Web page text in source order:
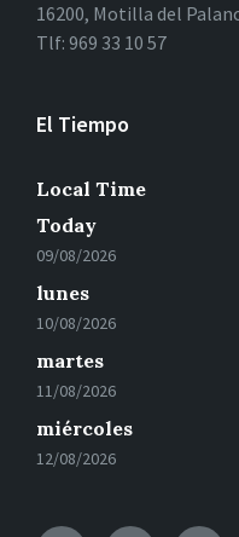
16200, Motilla del
Tlf: 969 33 10 57
El Tiempo
Local Time
Today
09/08/2026
lunes
10/08/2026
martes
11/08/2026
miércoles
12/08/2026